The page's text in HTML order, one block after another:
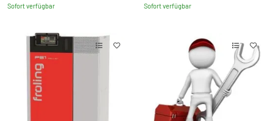
Sofort verfügbar Sofort verfügbar